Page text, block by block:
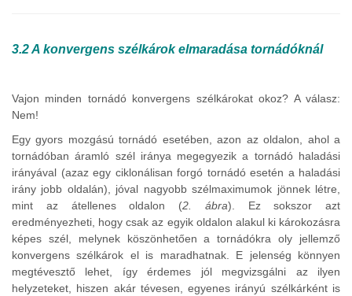
3.2 A konvergens szélkárok elmaradása tornádóknál
Vajon minden tornádó konvergens szélkárokat okoz? A válasz:
Nem!
Egy gyors mozgású tornádó esetében, azon az oldalon, ahol a
tornádóban áramló szél iránya megegyezik a tornádó haladási
irányával (azaz egy ciklonálisan forgó tornádó esetén a haladási
irány jobb oldalán), jóval nagyobb szélmaximumok jönnek létre,
mint az átellenes oldalon (2. ábra). Ez sokszor azt
eredményezheti, hogy csak az egyik oldalon alakul ki károkozásra
képes szél, melynek köszönhetően a tornádókra oly jellemző
konvergens szélkárok el is maradhatnak. E jelenség könnyen
megtévesztő lehet, így érdemes jól megvizsgálni az ilyen
helyzeteket, hiszen akár tévesen, egyenes irányú szélkárként is